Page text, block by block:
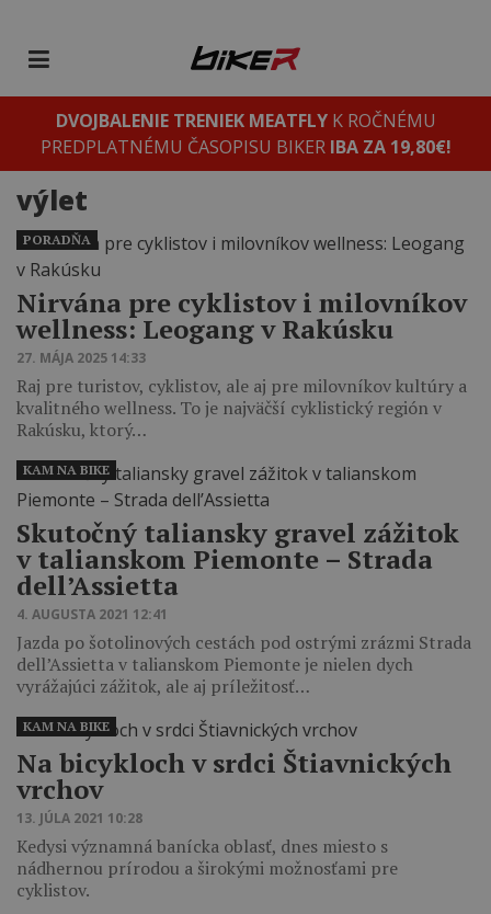
DVOJBALENIE TRENIEK MEATFLYK ROČNÉMU
PREDPLATNÉMU ČASOPISU BIKER IBA ZA 19,80€!
výlet
Nirvána pre cyklistov i milovníkov
wellness: Leogang v Rakúsku
27. MÁJA 2025 14:33
Raj pre turistov, cyklistov, ale aj pre milovníkov kultúry a
kvalitného wellness. To je najväčší cyklistický región v
Rakúsku, ktorý…
PORADŇA
Skutočný taliansky gravel zážitok
v talianskom Piemonte – Strada
dell’Assietta
4. AUGUSTA 2021 12:41
Jazda po šotolinových cestách pod ostrými zrázmi Strada
dell’Assietta v talianskom Piemonte je nielen dych
vyrážajúci zážitok, ale aj príležitosť…
KAM NA BIKE
Na bicykloch v srdci Štiavnických
vrchov
13. JÚLA 2021 10:28
Kedysi významná banícka oblasť, dnes miesto s
nádhernou prírodou a širokými možnosťami pre
cyklistov.
KAM NA BIKE